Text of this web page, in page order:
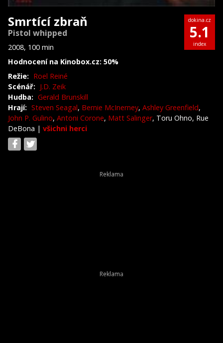
Smrtící zbraň
Pistol whipped
2008, 100 min
Hodnocení na Kinobox.cz: 50%
dokina.cz
5.1
index
Režie: Roel Reiné
Scénář: J.D. Zeik
Hudba: Gerald Brunskill
Hrají: Steven Seagal, Bernie McInerney, Ashley Greenfield,
John P. Gulino, Antoni Corone, Matt Salinger, Toru Ohno, Rue
DeBona | všichni herci